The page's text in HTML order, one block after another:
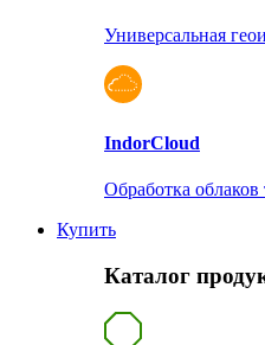
Универсальная
IndorCloud
Обработка облаков
Купить
Каталог